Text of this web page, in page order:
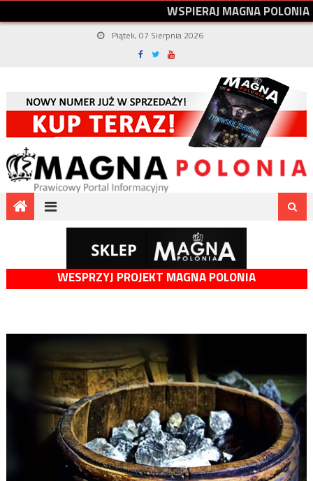
WSPIERAJMAGNAPOLONIA
Piątek, 07 Sierpnia 2026
WESPRZYJ PROJEKT MAGNA POLONIA